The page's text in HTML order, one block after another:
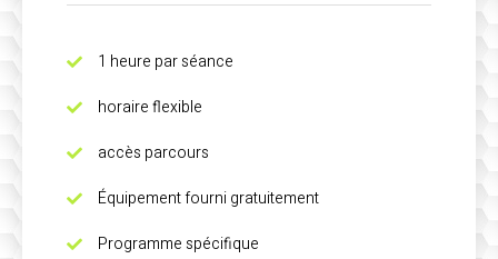
1 heure par séance
horaire flexible
accès parcours
Équipement fourni gratuitement
Programme spécifique